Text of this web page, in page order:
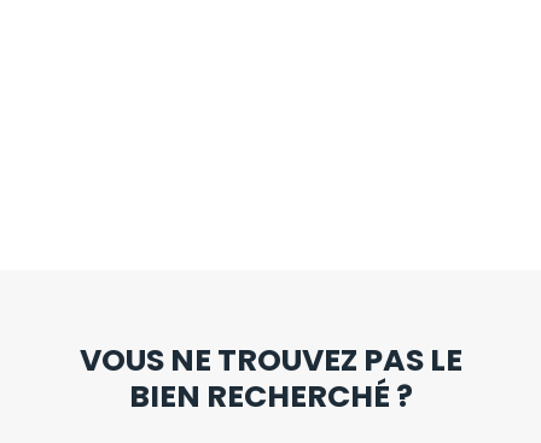
VOUS NE TROUVEZ PAS LE
BIEN RECHERCHÉ ?